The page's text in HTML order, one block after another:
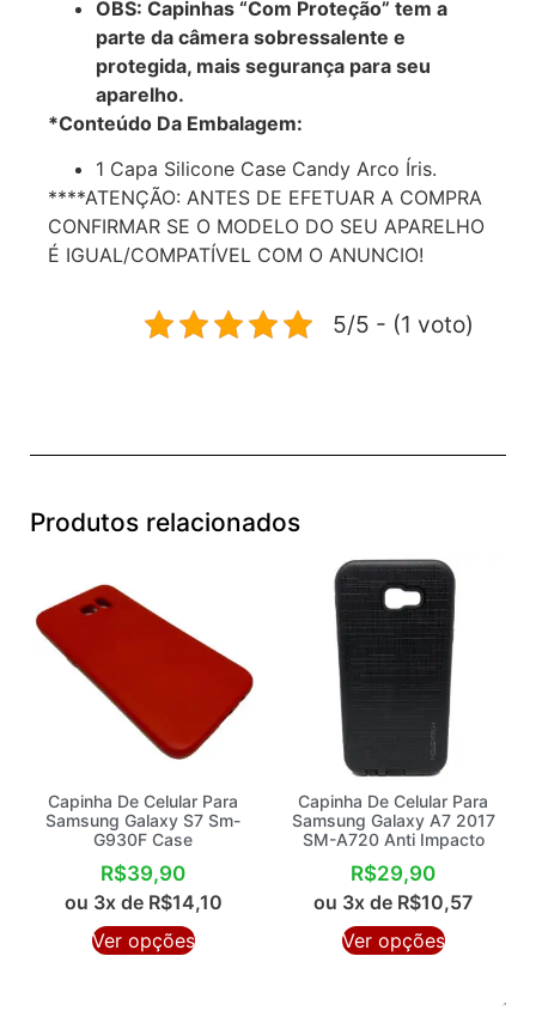
OBS: Capinhas “Com Proteção” tem a
parte da câmera sobressalente e
protegida, mais segurança para seu
aparelho.
*Conteúdo Da Embalagem:
1 Capa Silicone Case Candy Arco Íris.
****ATENÇÃO: ANTES DE EFETUAR A COMPRA
CONFIRMAR SE O MODELO DO SEU APARELHO
É IGUAL/COMPATÍVEL COM O ANUNCIO!
5/5 - (1 voto)
Produtos relacionados
Capinha De Celular Para
Samsung Galaxy S7 Sm-
G930F Case
R$39,90
ou 3x de R$14,10
Ver opções
Capinha De Celular Para
Samsung Galaxy A7 2017
SM-A720 Anti Impacto
R$29,90
ou 3x de R$10,57
Ver opções